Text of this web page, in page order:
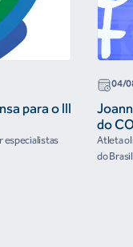
para o III
especialistas
04/
do
Atleta
do